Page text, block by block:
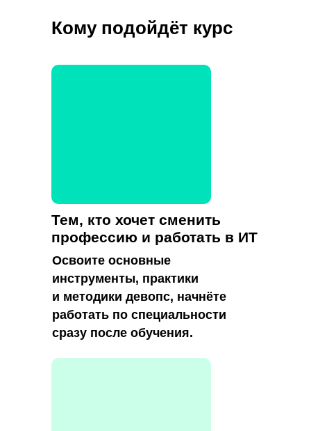
Кому подойдёт курс
Тем, кто хочет сменить
профессию и работать в ИТ
Освоите основные
инструменты, практики
и методики девопс, начнёте
работать по специальности
сразу после обучения.